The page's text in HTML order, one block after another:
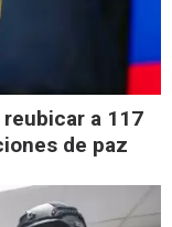
a 117
de paz